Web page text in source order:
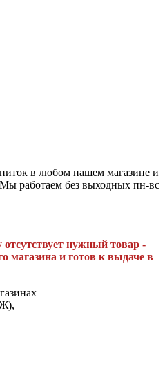
в любом нашем магазине и
Мы работаем без выходных пн-вс
нужный товар -
магазина и готов к выдаче в